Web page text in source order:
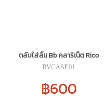
ตลับใส่ลิ้น Bb คลาริเน็ต Rico
RVCASE01
฿600